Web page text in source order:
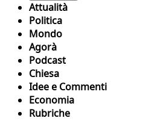
Attualità
Politica
Mondo
Agorà
Podcast
Chiesa
Idee e Commenti
Economia
Rubriche